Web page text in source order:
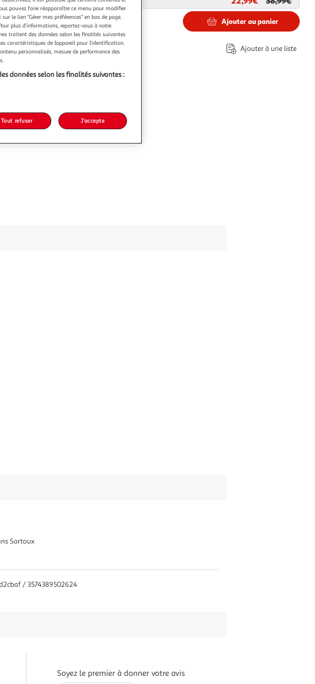
-41 %
38,99€
22,99€
Ajouter au panier
Ajouter à une liste
Sartoux
/ 3574389502624
Soyez le premier à donner votre avis
pouvez faire réapparaître ce menu pour modifier
le lien "Gérer mes préférences" en bas de page.
plus d’informations, reportez-vous à notre
traitent des données selon les finalités suivantes
caractéristiques de l’appareil pour l’identification.
personnalisés, mesure de performance des
données selon les finalités suivantes :
Tout refuser J'accepte